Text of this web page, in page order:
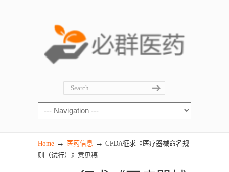
Home → 医药信息 → CFDA征求《医疗器械命名规
则（试行）》意见稿